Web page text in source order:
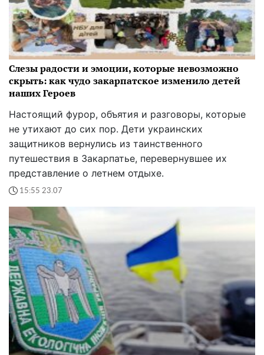
Слезы радости и эмоции, которые невозможно
скрыть: как чудо закарпатское изменило детей
наших Героев
Настоящий фурор, объятия и разговоры, которые
не утихают до сих пор. Дети украинских
защитников вернулись из таинственного
путешествия в Закарпатье, перевернувшее их
представление о летнем отдыхе.
15:55 23.07